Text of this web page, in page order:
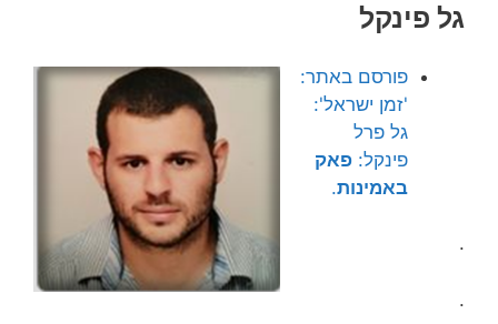
גל פינקל
פורסם באתר:
'זמן ישראל':
גל פרל
פינקל: פאק
באמינות.
.
.